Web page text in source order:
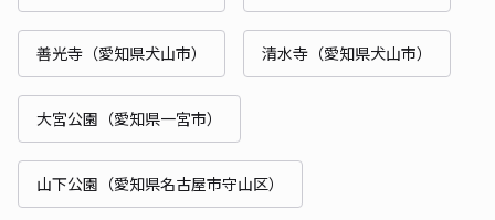
善光寺（愛知県犬山市） 清水寺（愛知県犬山市）
大宮公園（愛知県一宮市）
山下公園（愛知県名古屋市守山区）